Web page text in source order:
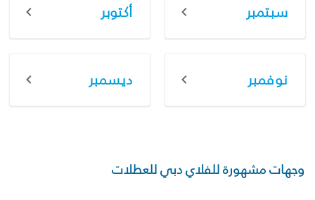
سبتمبر أكتوبر
نوفمبر ديسمبر
وجهات مشهورة للفلاي دبي للعطلات